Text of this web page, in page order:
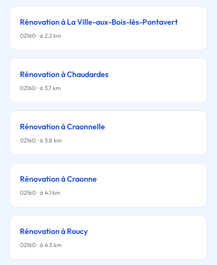
Rénovation à La Ville-aux-Bois-lès-Pontavert
02160 · à 2.2 km
Rénovation à Chaudardes
02160 · à 3.7 km
Rénovation à Craonnelle
02160 · à 3.8 km
Rénovation à Craonne
02160 · à 4.1 km
Rénovation à Roucy
02160 · à 4.5 km